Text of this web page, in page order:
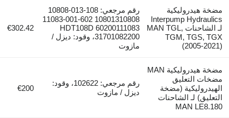
مضخة هيدروليكية
Interpump Hydraulics
لـ الشاحنات MAN TGL,
TGM, TGS, TGX
(2005-2021)
رقم مرجعي: 108-013-10808
10801310808 602-001-11083
HDT108D 60200111083
31701082200، وقود: ديزل /
مازوت
€302.42
مضخة هيدروليكية MAN
مضخات التعليق
الهيدروليكية (مضخة
التعليق) لـ الشاحنات
MAN LE8.180
رقم مرجعي: 102622، وقود:
ديزل / مازوت
€200